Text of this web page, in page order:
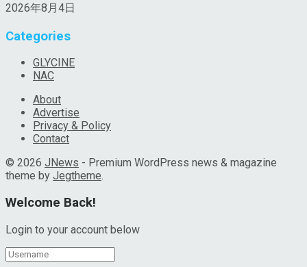
2026年8月4日
Categories
GLYCINE
NAC
About
Advertise
Privacy & Policy
Contact
© 2026 JNews - Premium WordPress news & magazine
theme by Jegtheme.
Welcome Back!
Login to your account below